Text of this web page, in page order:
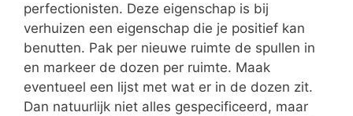
perfectionisten. Deze eigenschap is bij
verhuizen een eigenschap die je positief kan
benutten. Pak per nieuwe ruimte de spullen in
en markeer de dozen per ruimte. Maak
eventueel een lijst met wat er in de dozen zit.
Dan natuurlijk niet alles gespecificeerd, maar